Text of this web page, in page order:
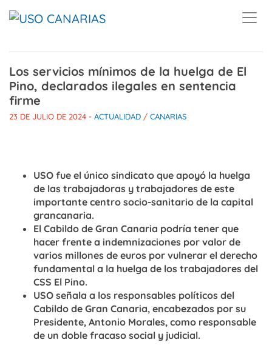
Los servicios mínimos de la huelga de El
Pino, declarados ilegales en sentencia
firme
23 DE JULIO DE 2024 - ACTUALIDAD / CANARIAS
USO fue el único sindicato que apoyó la huelga
de las trabajadoras y trabajadores de este
importante centro socio-sanitario de la capital
grancanaria.
El Cabildo de Gran Canaria podría tener que
hacer frente a indemnizaciones por valor de
varios millones de euros por vulnerar el derecho
fundamental a la huelga de los trabajadores del
CSS El Pino.
USO señala a los responsables políticos del
Cabildo de Gran Canaria, encabezados por su
Presidente, Antonio Morales, como responsable
de un doble fracaso social y judicial.